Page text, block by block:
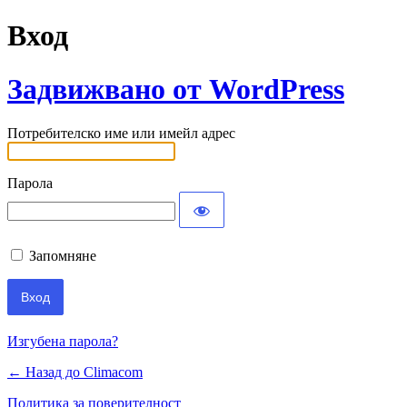
Вход
Задвижвано от WordPress
Потребителско име или имейл адрес
Парола
Запомняне
Изгубена парола?
← Назад до Climacom
Политика за поверителност